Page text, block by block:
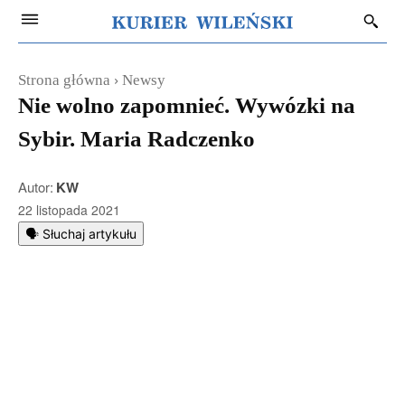
Strona główna Newsy
Nie wolno zapomnieć. Wywózki na
Sybir. Maria Radczenko
Autor: KW
22 listopada 2021
🗣️ Słuchaj artykułu